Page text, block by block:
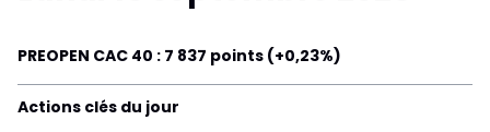
PREOPEN CAC 40 : 7 837 points (+0,23%)
Actions clés du jour